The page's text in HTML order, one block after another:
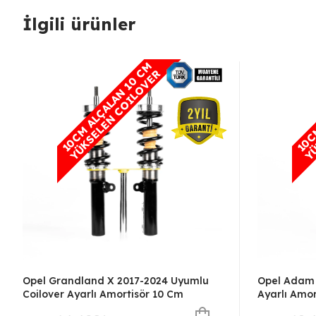
İlgili ürünler
1
0
C
M
A
L
Ç
A
L
A
N
1
0
C
M
Y
Ü
K
S
E
L
E
N
C
O
I
L
O
V
E
R
Opel Grandland X 2017-2024 Uyumlu
Coilover Ayarlı Amortisör 10 Cm
Opel
Ayarlı